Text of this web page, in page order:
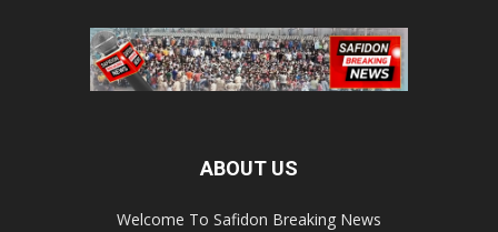
ABOUT US
Welcome To Safidon Breaking News